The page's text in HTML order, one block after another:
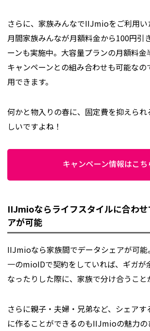
さらに、家族みんなでIIJmioをご利用い
月間家族みんなが月額料金から100円引
ーンも実施中。大容量プランの月額料金
キャンペーンとの組み合わせも可能なの
用できます。
何かと物入りの春に、固定費を抑えら
しいですよね！
キャンペーン情報はこち
IIJmioならライフスタイルに合わ
アが可能
IIJmioなら家族間でデータシェアが可能
一のmioIDで契約をしていれば、ギガが
なったりした際に、家族で分け合うこと
さらに親子・夫婦・兄弟など、シェアす
に作ることができるのもIIJmioの魅力の